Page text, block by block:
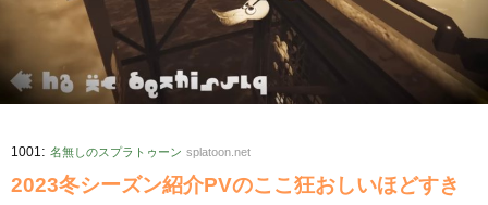
1001: 名無しのスプラトゥーン splatoon.net
2023冬シーズン紹介PVのここ狂おしいほどすき